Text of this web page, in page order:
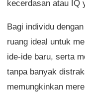
kecerdasan atau IQ
Bagi individu
ruang ideal untuk
ide-ide baru, serta
tanpa banyak
memungkinkan